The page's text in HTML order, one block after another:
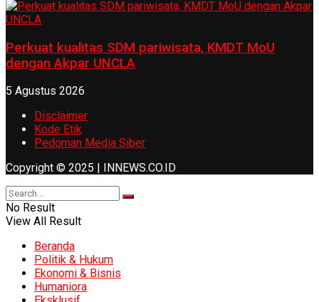
Perkuat kualitas SDM pariwisata, KMDT MoU
dengan Akpar UNCLA
5 Agustus 2026
Disclaimer
Kode Etik
Pedoman Media Siber
Copyright © 2025 | INNEWS.CO.ID
No Result
View All Result
Beranda
Politik & Hukum
Ekonomi & Bisnis
Humaniora